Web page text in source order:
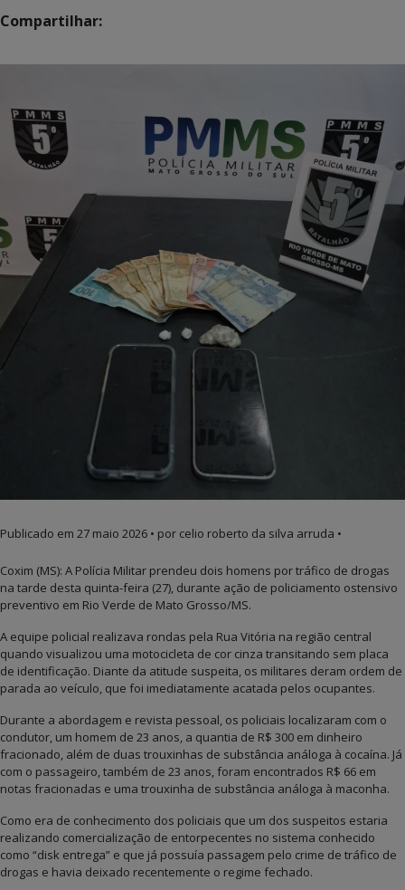
Compartilhar:
Publicado em 27 maio 2026 • por celio roberto da silva arruda •
Coxim (MS): A Polícia Militar prendeu dois homens por tráfico de drogas
na tarde desta quinta-feira (27), durante ação de policiamento ostensivo
preventivo em Rio Verde de Mato Grosso/MS.
A equipe policial realizava rondas pela Rua Vitória na região central
quando visualizou uma motocicleta de cor cinza transitando sem placa
de identificação. Diante da atitude suspeita, os militares deram ordem de
parada ao veículo, que foi imediatamente acatada pelos ocupantes.
Durante a abordagem e revista pessoal, os policiais localizaram com o
condutor, um homem de 23 anos, a quantia de R$ 300 em dinheiro
fracionado, além de duas trouxinhas de substância análoga à cocaína. Já
com o passageiro, também de 23 anos, foram encontrados R$ 66 em
notas fracionadas e uma trouxinha de substância análoga à maconha.
Como era de conhecimento dos policiais que um dos suspeitos estaria
realizando comercialização de entorpecentes no sistema conhecido
como “disk entrega” e que já possuía passagem pelo crime de tráfico de
drogas e havia deixado recentemente o regime fechado.